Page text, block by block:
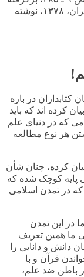
١٣
۷
٨، نوشته
!
کتابداران در باره
کرده اند که باید
که در دنیای علم
هر نوع مطالعه
کرده، چنان شأن
پایه کوچک شده که
که در تمدن اسلامی
در این تمدن
ما همین تعریف
و دانایی را
قرآن و با
در باطن ضد علم،